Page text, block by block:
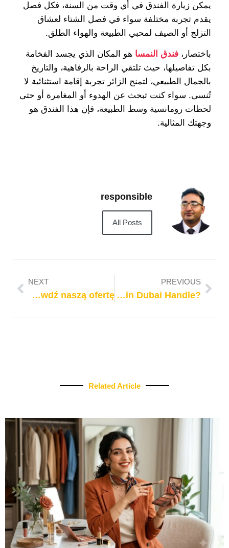
يمكن زيارة الفندق في أي وقت من السنة، فكل فصل
يقدم تجربة مختلفة سواء في فصل الشتاء لعشاق
التزلج أو الصيف لمحبي الطبيعة والهواء الطلق.
باختصار، فندق النمسا هو المكان الذي يجسد الفخامة
بكل تفاصيلها، حيث تلتقي الراحة بالرفاهية، والتاريخ
بالجمال الطبيعي، لتمنح الزائر تجربة إقامة استثنائية لا
تُنسى. سواء كنت تبحث عن الهدوء أو المغامرة أو حتى
لحظات رومانسية وسط الطبيعة، فإن هذا الفندق هو
وجهتك المثالية.
responsible
All Posts
PREVIOUS
?What Types of Cases Do Lawyers in Dubai Handle
NEXT
Najlepsze bonusy i sloty w polskim kasynie online – Sprawdź naszą ofertę!
Related Article